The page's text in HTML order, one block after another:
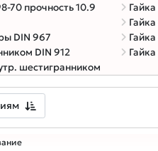
70 прочность 10.9
DIN 967
DIN 912
шестигранником